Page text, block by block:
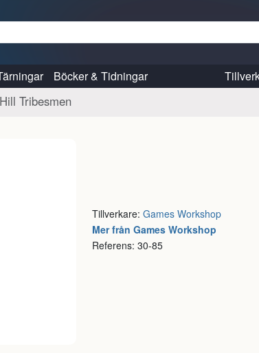
Böcker & Tidningar
Hill Tribesmen
Tillverkare: Games Workshop
Mer från Games Workshop
Referens: 30-85